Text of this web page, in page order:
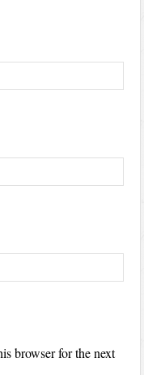
browser for the next